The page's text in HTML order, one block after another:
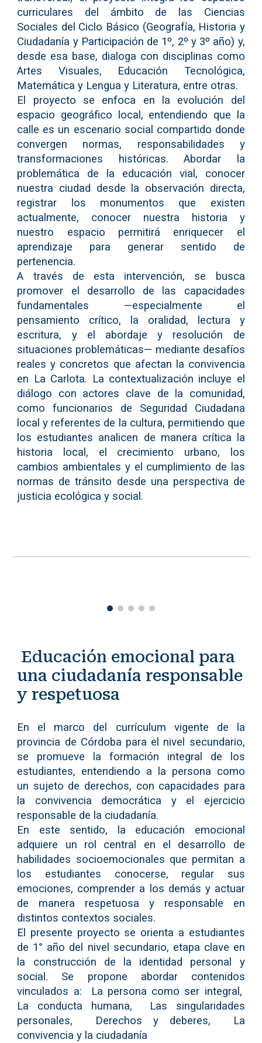
curriculares del ámbito de las Ciencias
Sociales del Ciclo Básico (Geografía, Historia y
Ciudadanía y Participación de 1º, 2º y 3º año) y,
desde esa base, dialoga con disciplinas como
Artes Visuales, Educación Tecnológica,
Matemática y Lengua y Literatura, entre otras.
El proyecto se enfoca en la evolución del
espacio geográfico local, entendiendo que la
calle es un escenario social compartido donde
convergen normas, responsabilidades y
transformaciones históricas. Abordar la
problemática de la educación vial, conocer
nuestra ciudad desde la observación directa,
registrar los monumentos que existen
actualmente, conocer nuestra historia y
nuestro espacio permitirá enriquecer el
aprendizaje para generar sentido de
pertenencia.
A través de esta intervención, se busca
promover el desarrollo de las capacidades
fundamentales —especialmente el
pensamiento crítico, la oralidad, lectura y
escritura, y el abordaje y resolución de
situaciones problemáticas— mediante desafíos
reales y concretos que afectan la convivencia
en La Carlota. La contextualización incluye el
diálogo con actores clave de la comunidad,
como funcionarios de Seguridad Ciudadana
local y referentes de la cultura, permitiendo que
los estudiantes analicen de manera crítica la
historia local, el crecimiento urbano, los
cambios ambientales y el cumplimiento de las
normas de tránsito desde una perspectiva de
justicia ecológica y social.
Educación emocional para
una ciudadanía responsable
y respetuosa
En el marco del currículum vigente de la
provincia de Córdoba para el nivel secundario,
se promueve la formación integral de los
estudiantes, entendiendo a la persona como
un sujeto de derechos, con capacidades para
la convivencia democrática y el ejercicio
responsable de la ciudadanía.
En este sentido, la educación emocional
adquiere un rol central en el desarrollo de
habilidades socioemocionales que permitan a
los estudiantes conocerse, regular sus
emociones, comprender a los demás y actuar
de manera respetuosa y responsable en
distintos contextos sociales.
El presente proyecto se orienta a estudiantes
de 1° año del nivel secundario, etapa clave en
la construcción de la identidad personal y
social. Se propone abordar contenidos
vinculados a: La persona como ser integral,
La conducta humana, Las singularidades
personales, Derechos y deberes, La
convivencia y la ciudadanía